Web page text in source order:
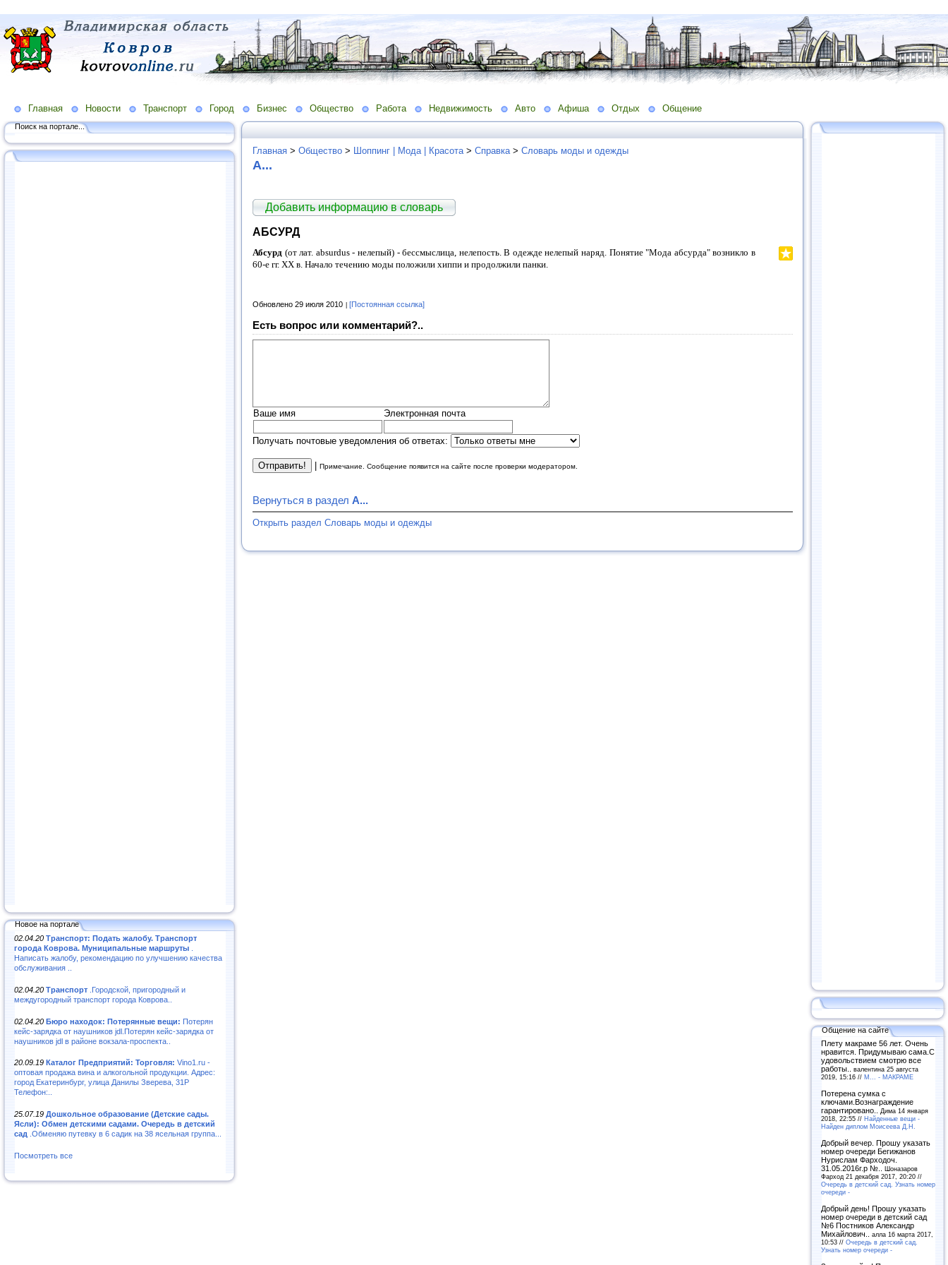
Главная Новости Транспорт Город Бизнес Общество Работа Недвижимость Авто Афиша Отдых Общение
Поиск на портале...
Новое на портале
02.04.20 Транспорт: Подать жалобу. Транспорт
города Коврова. Муниципальные маршруты
Написать жалобу, рекомендацию по улучшению качества
обслуживания ..
02.04.20 Транспорт .Городской, пригородный и
междугородный транспорт города Коврова..
02.04.20 Бюро находок: Потерянные вещи: Потерян
кейс-зарядка от наушников jdl.Потерян кейс-зарядка от
наушников jdl в районе вокзала-проспекта..
20.09.19 Каталог Предприятий: Торговля: Vino1.ru -
оптовая продажа вина и алкогольной продукции. Адрес:
город Екатеринбург, улица Данилы Зверева, 31Р
Телефон:..
25.07.19 Дошкольное образование (Детские сады.
Ясли): Обмен детскими садами. Очередь в детский
сад .Обменяю путевку в 6 садик на 38 ясельная группа...
Посмотреть все
Главная > Общество > Шоппинг | Мода | Красота > Справка > Словарь моды и одежды
А...
Добавить информацию в словарь
АБСУРД
Абсурд (от лат. absurdus - нелепый) - бессмыслица, нелепость. В одежде нелепый наряд. Понятие "Мода абсурда" возникло в
60-е гг. XX в. Начало течению моды положили хиппи и продолжили панки.
Обновлено 29 июля 2010 [Постоянная ссылка]
Есть вопрос или комментарий?..
Ваше имя Электронная почта
Получать почтовые уведомления об ответах:
Примечание. Сообщение появится на сайте после проверки модератором.
Вернуться в раздел А...
Открыть раздел Словарь моды и одежды
Общение на сайте
Плету макраме 56 лет. Очень
нравится. Придумываю сама.С
удовольствием смотрю все
работы.. валентина 25 августа
2019, 15:16 // М... - МАКРАМЕ
Потерена сумка с
ключами.Вознаграждение
гарантировано..
Дима 14 января
2018, 22:55 // Найденные вещи -
Найден диплом Моисеева Д.Н.
Добрый вечер. Прошу указать
номер очереди Бегижанов
Нурислам Фарходоч.
31.05.2016г.р №.. Шоназаров
Фарход 21 декабря 2017, 20:20 //
Очередь в детский сад. Узнать номер
очереди -
Добрый день! Прошу указать
номер очереди в детский сад
№6 Постников Александр
Михайлович.. алла 16 марта 2017,
10:53 // Очередь в детский сад.
Узнать номер очереди -